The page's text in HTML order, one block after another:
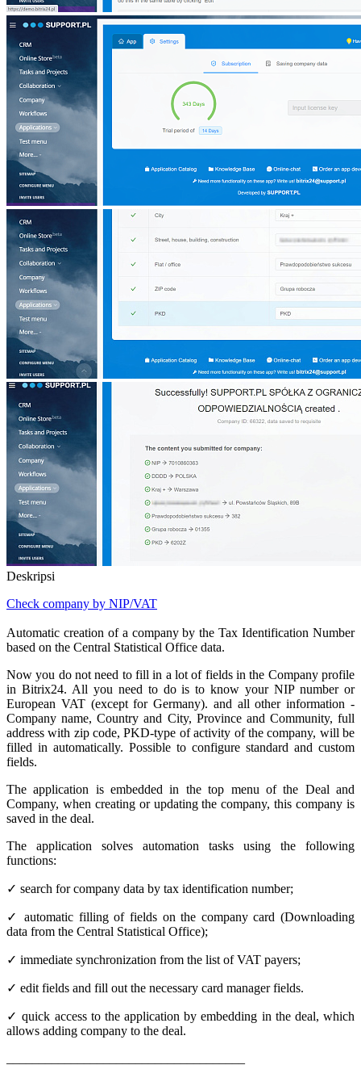
Deskripsi
Check company by NIP/VAT
Automatic creation of a company by the Tax Identification Number
based on the Central Statistical Office data.
Now you do not need to fill in a lot of fields in the Company profile
in Bitrix24. All you need to do is to know your NIP number or
European VAT (except for Germany). and all other information -
Company name, Country and City, Province and Community, full
address with zip code, PKD-type of activity of the company, will be
filled in automatically. Possible to configure standard and custom
fields.
The application is embedded in the top menu of the Deal and
Company, when creating or updating the company, this company is
saved in the deal.
The application solves automation tasks using the following
functions:
✓ search for company data by tax identification number;
✓ automatic filling of fields on the company card (Downloading
data from the Central Statistical Office);
✓ immediate synchronization from the list of VAT payers;
✓ edit fields and fill out the necessary card manager fields.
✓ quick access to the application by embedding in the deal, which
allows adding company to the deal.